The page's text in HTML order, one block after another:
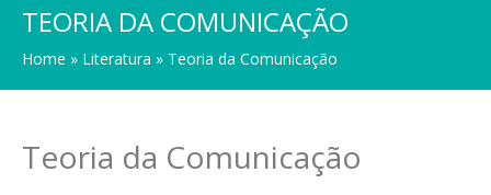
TEORIA DA COMUNICAÇÃO
Home » Literatura » Teoria da Comunicação
Teoria da Comunicação